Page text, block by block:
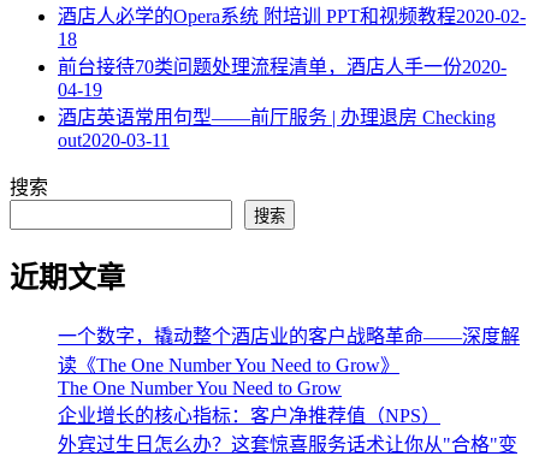
酒店人必学的Opera系统 附培训 PPT和视频教程2020-02-
18
​前台接待70类问题处理流程清单，酒店人手一份2020-
04-19
酒店英语常用句型——前厅服务 | 办理退房 Checking
out2020-03-11
搜索
搜索
近期文章
一个数字，撬动整个酒店业的客户战略革命——深度解
读《The One Number You Need to Grow》
The One Number You Need to Grow
企业增长的核心指标：客户净推荐值（NPS）
外宾过生日怎么办？这套惊喜服务话术让你从"合格"变